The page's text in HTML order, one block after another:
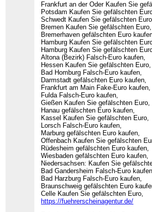
Frankfurt an der Oder Kaufen Sie
Potsdam Kaufen Sie gefälschten
Schwedt Kaufen Sie gefälschten
Bremen Kaufen Sie gefälschten Euro,
Bremerhaven gefälschten Euro
Hamburg Kaufen Sie gefälschten
Hamburg Kaufen Sie gefälschten
Altona (Bezirk) Falsch-Euro kaufen,
Hessen Kaufen Sie gefälschten Euro,
Bad Homburg Falsch-Euro kaufen,
Darmstadt gefälschten Euro kaufen,
Frankfurt am Main Fake-Euro kaufen,
Fulda Falsch-Euro kaufen,
Gießen Kaufen Sie gefälschten Euro,
Hanau gefälschten Euro kaufen,
Kassel Kaufen Sie gefälschten Euro,
Lorsch Falsch-Euro kaufen,
Marburg gefälschten Euro kaufen,
Offenbach Kaufen Sie gefälschten
Rüdesheim gefälschten Euro kaufen,
Wiesbaden gefälschten Euro kaufen,
Niedersachsen: Kaufen Sie
Bad Gandersheim Falsch-Euro
Bad Harzburg Falsch-Euro kaufen,
Braunschweig gefälschten Euro
Celle Kaufen Sie gefälschten Euro,
https://fuehrerscheinagentur.de/